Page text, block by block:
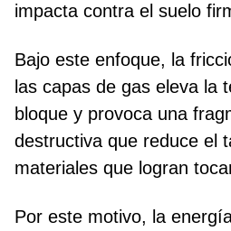
impacta contra el suelo
Bajo este enfoque, la
las capas de gas eleva la
bloque y provoca una
destructiva que reduce el
materiales que logran
Por este motivo, la